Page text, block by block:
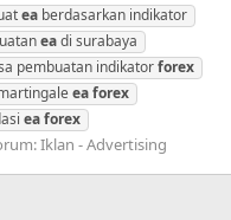
ea berdasarkan indikator
eadi surabaya
pembuatan indikatorforex
eaforex
eaforex
Iklan - Advertising